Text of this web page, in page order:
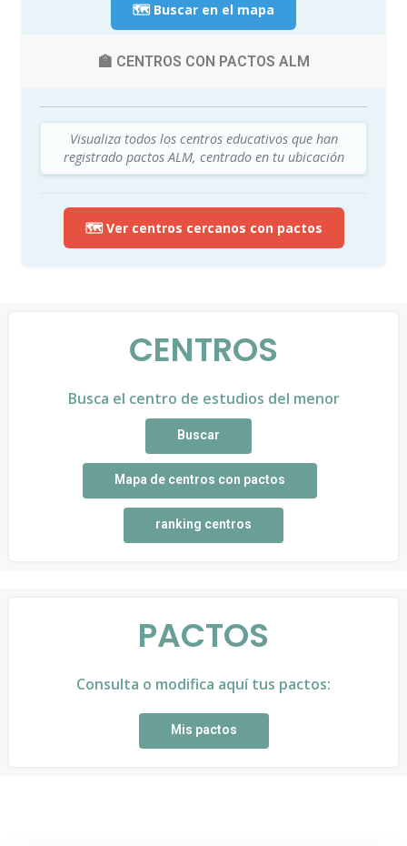
🗺️ Buscar en el mapa
🏫 CENTROS CON PACTOS ALM
Visualiza todos los centros educativos que han
registrado pactos ALM, centrado en tu ubicación
🗺️ Ver centros cercanos con pactos
CENTROS
Busca el centro de estudios del menor
Buscar
Mapa de centros con pactos
ranking centros
PACTOS
Consulta o modifica aquí tus pactos:
Mis pactos